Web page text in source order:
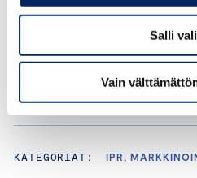
Salli
Vain
KATEGORIAT: IPR,